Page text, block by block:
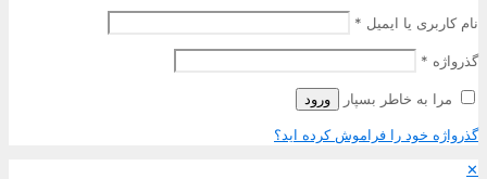
کاربری یا ایمیل*
*
مرا به خاطر بسپار ورود
خود را فراموش کرده اید؟